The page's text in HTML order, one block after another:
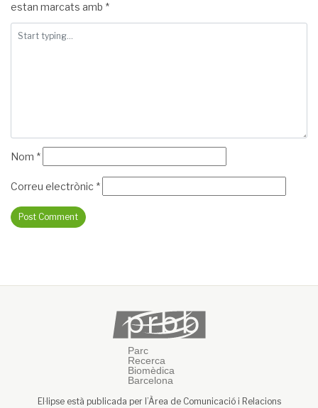
estan marcats amb *
Nom *
Correu electrònic *
El·lipse està publicada per l’Àrea de Comunicació i Relacions